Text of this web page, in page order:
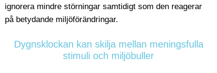
ignorera mindre störningar samtidigt som den reagerar
på betydande miljöförändringar.
Dygnsklockan kan skilja mellan meningsfulla
stimuli och miljöbuller